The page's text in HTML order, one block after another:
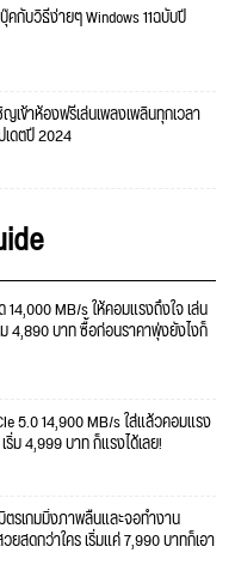
กับวิธีง่ายๆ Windows 11ฉบับปี
เข้าห้องฟรีเล่นเพลงเพลินทุกเวลา
เดตปี 2024
14,000 MB/s ให้คอมแรงถึงใจ เล่น
4,890 บาท ซื้อก่อนราคาพุ่งยังไงก็
5.0 14,900 MB/s ใส่แล้วคอมแรง
ริ่ม 4,999 บาท ก็แรงได้เลย!
รเกมมิ่งภาพลื่นและจอทำงาน
สดกว่าใคร เริ่มแค่ 7,990 บาทก็เอา